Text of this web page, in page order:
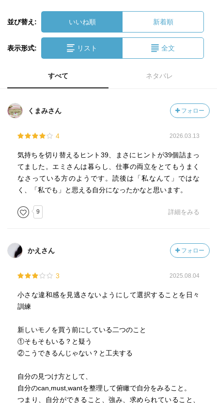
並び替え: いいね順 新着順
表示形式: リスト 全文
すべて ネタバレ
くまみさん フォロー
4 2026.03.13
気持ちを切り替えるヒント39、まさにヒントが39個詰まっ
てました。エミさんは暮らし、仕事の両立をとてもうまく
なさっている方のようです。読後は「私なんて」ではな
く、「私でも」と思える自分になったかなと思います。
9 詳細をみる
かえさん フォロー
3 2025.08.04
小さな違和感を見逃さないようにして選択することを日々
訓練
新しいモノを買う前にしている二つのこと
①そもそもいる？と疑う
②こうできるんじゃない？と工夫する
自分の見つけ方として、
自分のcan,must,wantを整理して俯瞰で自分をみること。
つまり、自分ができること、強み、求められていること、